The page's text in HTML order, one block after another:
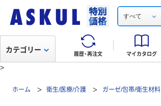
すべて
履歴・再注文 マイカタログ
カテゴリー
>
ホーム 衛生/医療/介護 ガーゼ/包帯/衛生材料